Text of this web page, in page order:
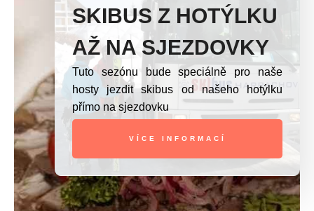
SKIBUS Z HOTÝLKU
AŽ NA SJEZDOVKY
Tuto sezónu bude speciálně pro naše
hosty jezdit skibus od našeho hotýlku
přímo na sjezdovku
VÍCE INFORMACÍ